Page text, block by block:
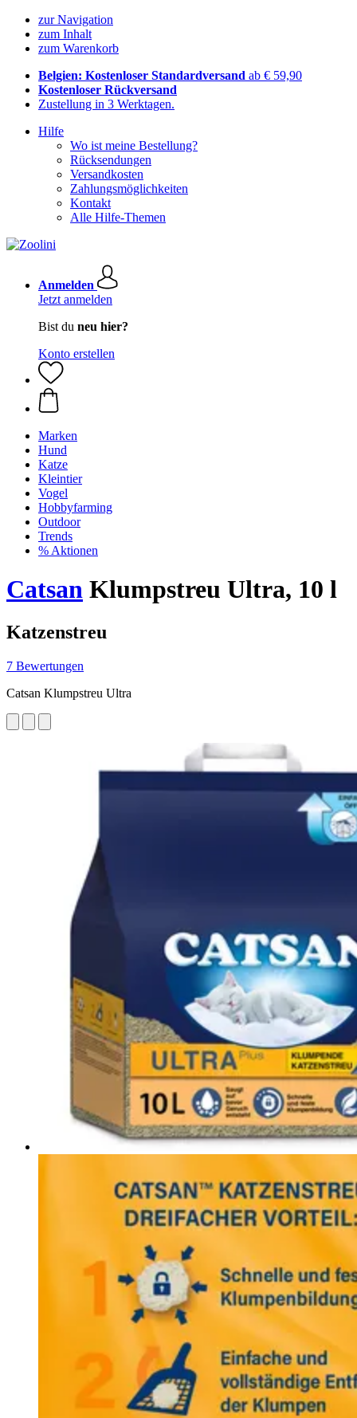
zur Navigation
zum Inhalt
zum Warenkorb
Belgien: Kostenloser Standardversand ab € 59,90
Kostenloser Rückversand
Zustellung in 3 Werktagen.
Hilfe
Wo ist meine Bestellung?
Rücksendungen
Versandkosten
Zahlungsmöglichkeiten
Kontakt
Alle Hilfe-Themen
Anmelden
Jetzt anmelden
Bist du neu hier?
Konto erstellen
Marken
Hund
Katze
Kleintier
Vogel
Hobbyfarming
Outdoor
Trends
% Aktionen
Catsan Klumpstreu Ultra, 10 l
Katzenstreu
7 Bewertungen
Catsan Klumpstreu Ultra